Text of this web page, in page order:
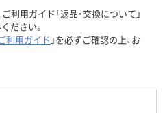
利用ガイド「返品・交換について」
ださい。
利用ガイド 」を必ずご確認の上、お